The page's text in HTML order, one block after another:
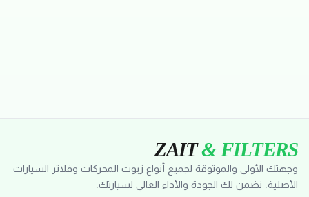
ZAIT& FILTERS
وجهتك الأولى والموثوقة لجميع أنواع زيوت المحركات وفلاتر السيارات
الأصلية. نضمن لك الجودة والأداء العالي لسيارتك.